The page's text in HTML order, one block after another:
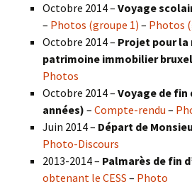
Octobre 2014 – Voyage
– Photos (groupe 1) – Photos
Octobre 2014 – Projet pour
patrimoine immobilier
Photos
Octobre 2014 – Voyage de fin
années) – Compte-rendu –
Juin 2014 – Départ de
Photo-Discours
2013-2014 – Palmarès de fin
obtenant le CESS – Photo